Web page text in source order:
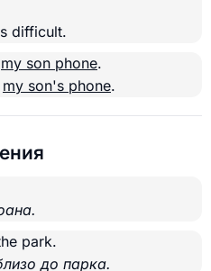
difficult.
my son phone.
my son's phone.
park.
до парка.